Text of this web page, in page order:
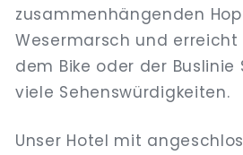
zusammenhängenden
Wesermarsch und
dem Bike oder der
viele Sehenswürdigkeiten.
Unser Hotel mit